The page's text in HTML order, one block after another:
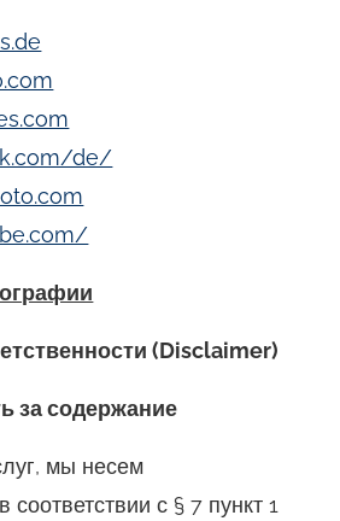
de/
(Disclaimer)
за содержание
мы несем
соответствии с § 7 пункт 1